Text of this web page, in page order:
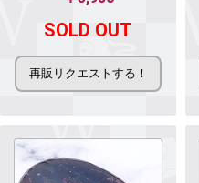
SOLD OUT